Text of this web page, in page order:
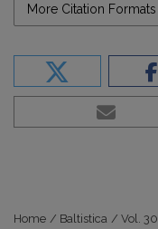
More Citation Formats
Home / Baltistica / Vol.